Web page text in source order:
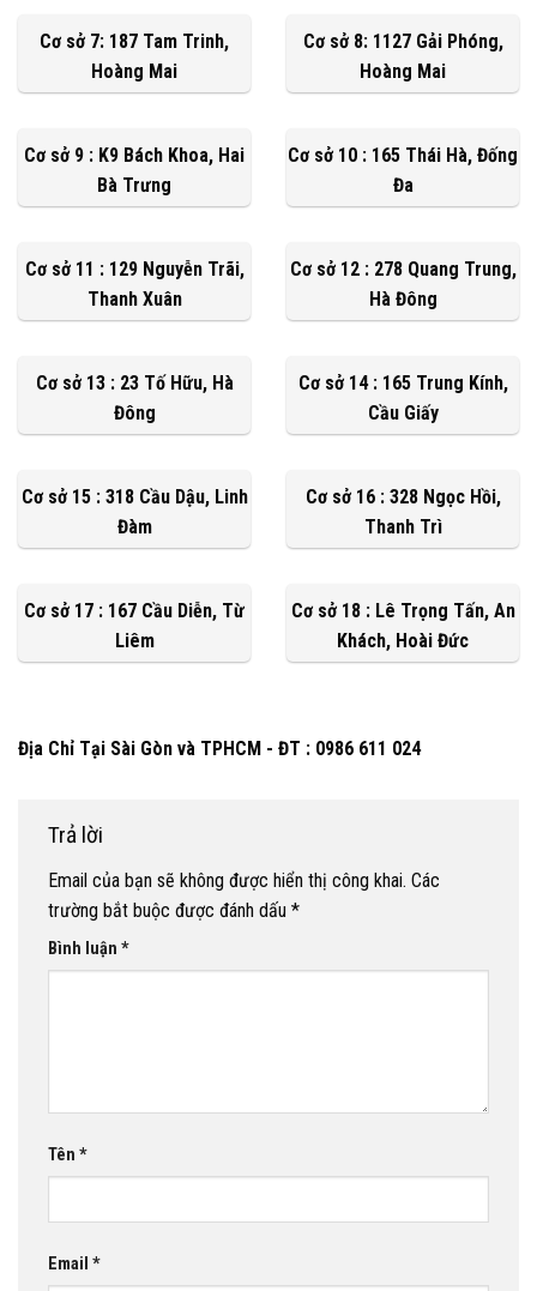
Cơ sở 7: 187 Tam Trinh,
Hoàng Mai
Cơ sở 8: 1127 Gải Phóng,
Hoàng Mai
Cơ sở 9 : K9 Bách Khoa, Hai
Bà Trưng
Cơ sở 10 : 165 Thái Hà, Đống
Đa
Cơ sở 11 : 129 Nguyễn Trãi,
Thanh Xuân
Cơ sở 12 : 278 Quang Trung,
Hà Đông
Cơ sở 13 : 23 Tố Hữu, Hà
Đông
Cơ sở 14 : 165 Trung Kính,
Cầu Giấy
Cơ sở 15 : 318 Cầu Dậu, Linh
Đàm
Cơ sở 16 : 328 Ngọc Hồi,
Thanh Trì
Cơ sở 17 : 167 Cầu Diễn, Từ
Liêm
Cơ sở 18 : Lê Trọng Tấn, An
Khách, Hoài Đức
Địa Chỉ Tại Sài Gòn và TPHCM - ĐT : 0986 611 024
Trả lời
Email của bạn sẽ không được hiển thị công khai. Các
trường bắt buộc được đánh dấu *
Bình luận *
Tên *
Email *